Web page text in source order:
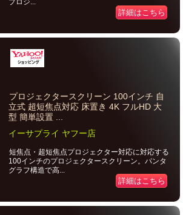
プロジ...
詳細はこちら
プロジェクタースクリーン 100インチ 自
立式 超短焦点対応 床置き 4K フルHD 大
型 簡単設置 ...
イーサプライ ヤフー店
短焦点・超短焦点プロジェクター対応に対応する
100インチのプロジェクタースクリーン。パンタ
グラフ構造で高...
詳細はこちら